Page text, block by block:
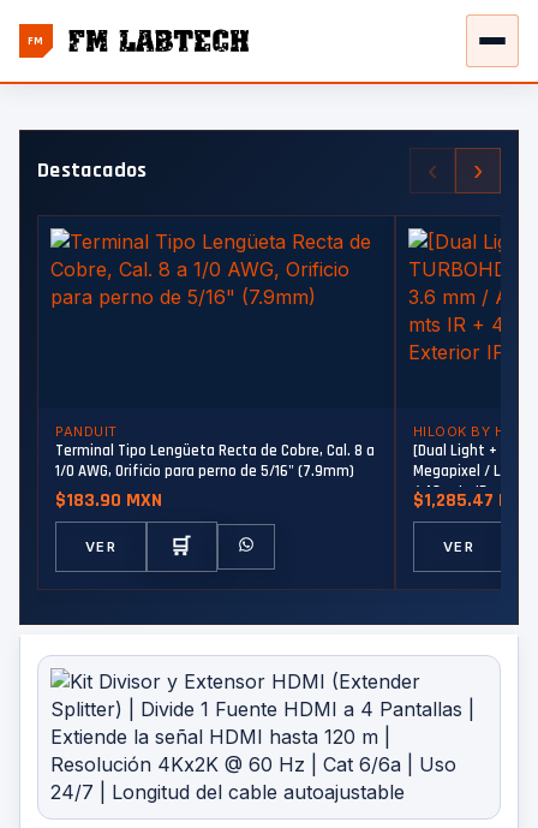
FM
Destacados ‹ ›
PANDUIT
Terminal Tipo Lengüeta Recta de Cobre, Cal. 8 a
1/0 AWG, Orificio para perno de 5/16" (7.9mm)
$183.90 MXN
VER 🛒
HILOOK BY
[Dual Light +
Megapixel / Lente
/ 40 mts IR + 40
Metal / dWDR
$1,285.47 MXN
VER